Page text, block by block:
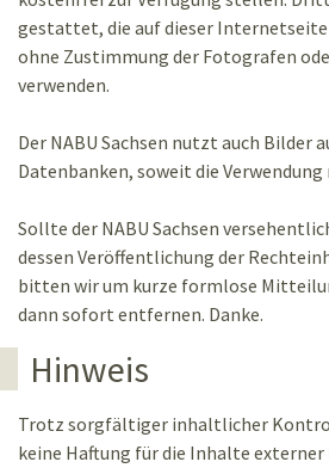
gestattet, die auf dieser
ohne Zustimmung der Fotografen
verwenden.
Der NABU Sachsen nutzt auch Bilder
Datenbanken, soweit die
Sollte der NABU Sachsen
dessen Veröffentlichung der
bitten wir um kurze formlose
dann sofort entfernen. Danke.
Hinweis
Trotz sorgfältiger inhaltlicher
keine Haftung für die Inhalte externer